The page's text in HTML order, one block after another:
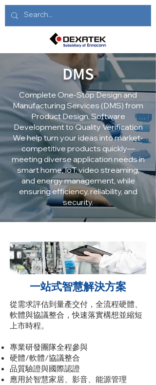
DMS
Complete One-Stop Design and
Manufacturing Services (DMS) from
Product Design, Software
Development to Quality Verification
We help turn your ideas into market-
competitive products quickly—
meeting diverse application needs in
smart home, IoT, video streaming,
and energy management, while
ensuring efficiency, reliability, and
security.
一站式智慧解決方案
​從需求評估到量產交付，全流程硬體、
軟體與協議整合，快速落實構想並縮短
上市時程。
專業研發團隊全程參與
硬體/軟體/協議整合
品質驗證與國際認證
應用於智慧家居、影音、能源管理